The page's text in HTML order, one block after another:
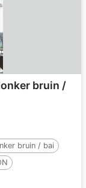
bruin /
bruin / bai